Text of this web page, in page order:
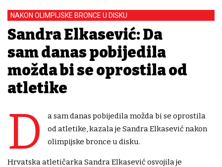
NAKON OLIMPIJSKE BRONCE U DISKU
Sandra Elkasević: Da
sam danas pobijedila
možda bi se oprostila od
atletike
D
a sam danas pobijedila možda bi se oprostila
od atletike, kazala je Sandra Elkasević nakon
olimpijske bronce u disku.
Hrvatska atletičarka Sandra Elkasević osvojila je